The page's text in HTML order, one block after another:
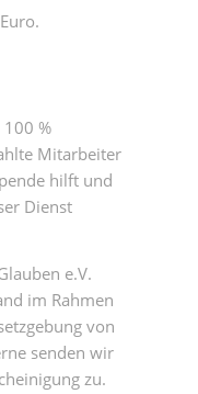
%
Mitarbeiter
hilft und
Dienst
e.V.
im Rahmen
von
senden wir
zu.